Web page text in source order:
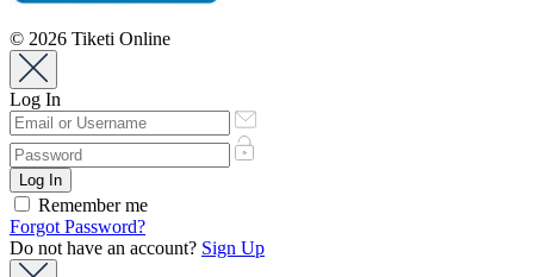
© 2026 Tiketi Online
Log In
Remember me
Forgot Password?
Do not have an account? Sign Up